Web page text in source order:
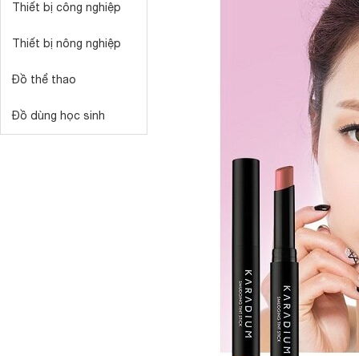
Thiết bị công nghiệp
Thiết bị nông nghiệp
Đồ thể thao
Đồ dùng học sinh